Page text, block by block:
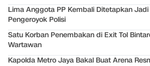
Lima Anggota PP Kembali Ditetapkan
Pengeroyok Polisi
Satu Korban Penembakan di Exit Tol
Wartawan
Kapolda Metro Jaya Bakal Buat Arena